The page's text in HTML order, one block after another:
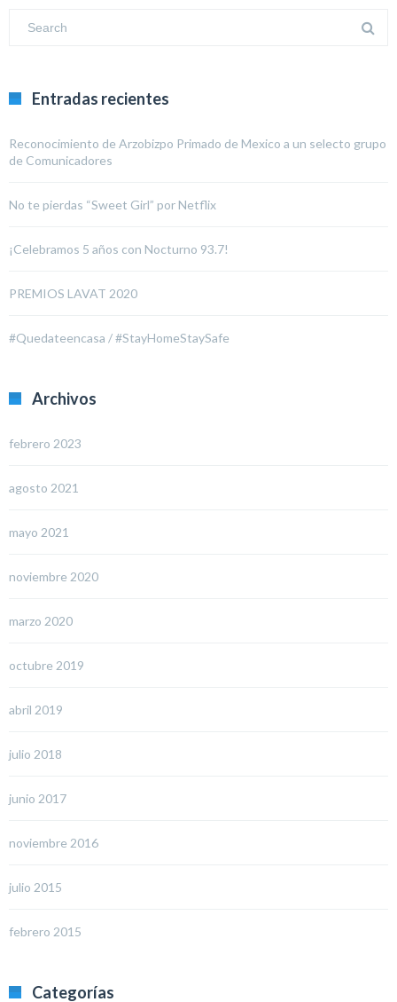
Entradas recientes
Reconocimiento de Arzobizpo Primado de Mexico a un selecto grupo
de Comunicadores
No te pierdas “Sweet Girl” por Netflix
¡Celebramos 5 años con Nocturno 93.7!
PREMIOS LAVAT 2020
#Quedateencasa / #StayHomeStaySafe
Archivos
febrero 2023
agosto 2021
mayo 2021
noviembre 2020
marzo 2020
octubre 2019
abril 2019
julio 2018
junio 2017
noviembre 2016
julio 2015
febrero 2015
Categorías